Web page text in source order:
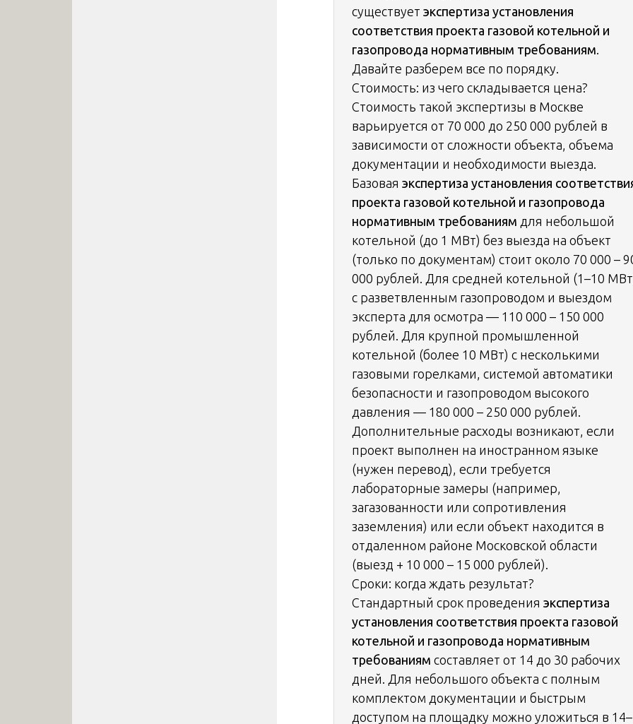
существует экспертиза установления
соответствия проекта газовой котельной и
газопровода нормативным требованиям
Давайте разберем все по порядку.
Стоимость: из чего складывается цена?
Стоимость такой экспертизы в Москве
варьируется от 70 000 до 250 000 рублей в
зависимости от сложности объекта, объема
документации и необходимости выезда.
Базовая экспертиза установления
проекта газовой котельной и газопровода
нормативным требованиям для небольшой
котельной (до 1 МВт) без выезда на объект
(только по документам) стоит около 70 000 –
000 рублей. Для средней котельной (1–10
с разветвленным газопроводом и выездом
эксперта для осмотра — 110 000 – 150 000
рублей. Для крупной промышленной
котельной (более 10 МВт) с несколькими
газовыми горелками, системой автоматики
безопасности и газопроводом высокого
давления — 180 000 – 250 000 рублей.
Дополнительные расходы возникают, если
проект выполнен на иностранном языке
(нужен перевод), если требуется
лабораторные замеры (например,
загазованности или сопротивления
заземления) или если объект находится в
отдаленном районе Московской области
(выезд + 10 000 – 15 000 рублей).
Сроки: когда ждать результат?
Стандартный срок проведения экспертиза
установления соответствия проекта газовой
котельной и газопровода нормативным
требованиям составляет от 14 до 30 рабочих
дней. Для небольшого объекта с полным
комплектом документации и быстрым
доступом на площадку можно уложиться в 14–